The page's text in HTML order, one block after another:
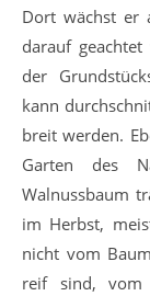
Dort wächst er
darauf
der
kann
breit werden.
Garten des
Walnussbaum
im Herbst,
nicht vom
reif sind, vom